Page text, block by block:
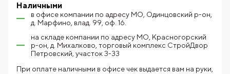
Наличными
в офисе компании по адресу МО, Одинцовский р-он,
д. Марфино, влад. 99, оф. 16.
на складе компании по адресу МО, Красногорский
р-он, д. Михалково, торговый комплекс СтройДвор
Петровский, участок З-33
При оплате наличными в офисе чек выдается вам на руки,